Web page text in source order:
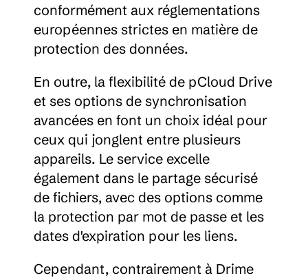
conformément aux réglementations
européennes strictes en matière de
protection des données.
En outre, la flexibilité de pCloud Drive
et ses options de synchronisation
avancées en font un choix idéal pour
ceux qui jonglent entre plusieurs
appareils. Le service excelle
également dans le partage sécurisé
de fichiers, avec des options comme
la protection par mot de passe et les
dates d'expiration pour les liens.
Cependant, contrairement à Drime